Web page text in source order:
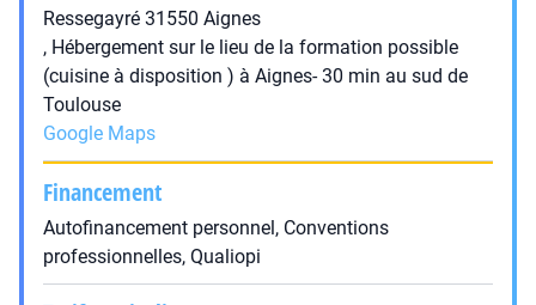
Ressegayré 31550 Aignes
, Hébergement sur le lieu de la formation possible
(cuisine à disposition ) à Aignes- 30 min au sud de
Toulouse
Google Maps
Financement
Autofinancement personnel, Conventions
professionnelles, Qualiopi